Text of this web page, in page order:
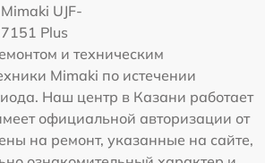
Mimaki UJF-
7151 Plus
и техническим
Mimaki по истечении
Наш центр в Казани работает
официальной авторизации от
на ремонт, указанные на сайте,